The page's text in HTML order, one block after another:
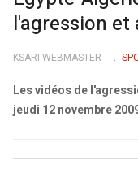
l'agression et
KSARI WEBMASTER
Les vidéos de
jeudi 12 novembre